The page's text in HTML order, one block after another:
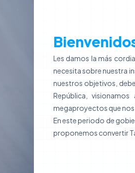
Les damos la más
necesita sobre nuestra
nuestros objetivos,
República,
megaproyectos que nos
En este periodo de
proponemos convertir